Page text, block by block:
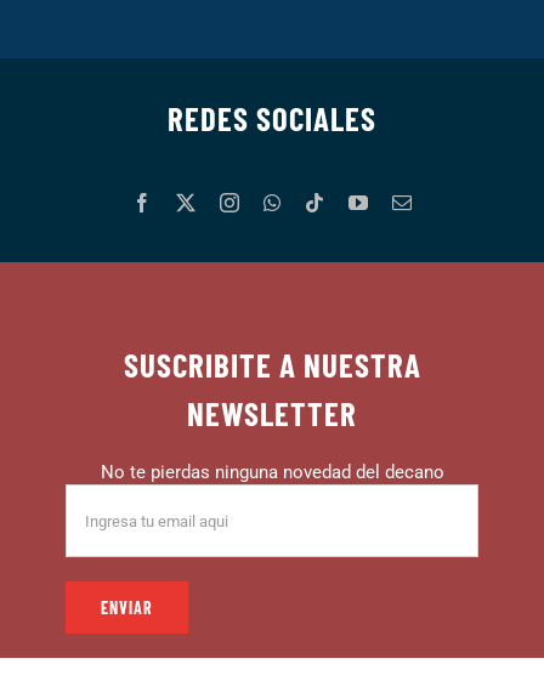
REDES SOCIALES
SUSCRIBITE A NUESTRA
NEWSLETTER
No te pierdas ninguna novedad del decano